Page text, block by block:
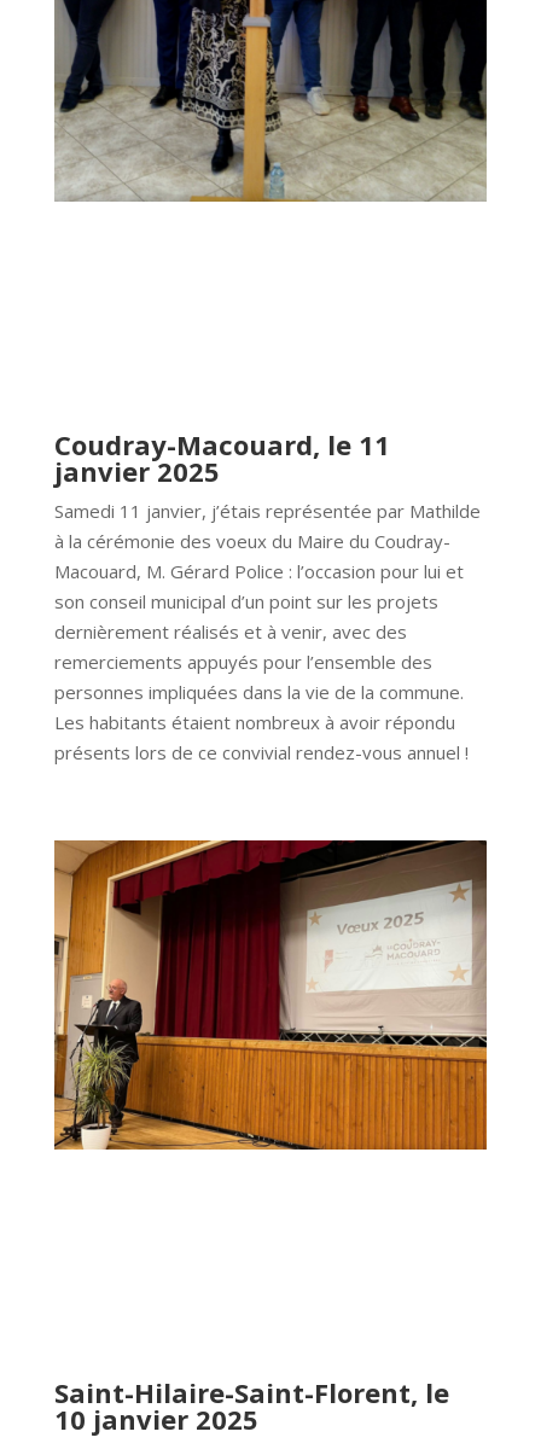
Coudray-Macouard, le 11
janvier 2025
Samedi 11 janvier, j’étais représentée par Mathilde
à la cérémonie des voeux du Maire du Coudray-
Macouard, M. Gérard Police : l’occasion pour lui et
son conseil municipal d’un point sur les projets
dernièrement réalisés et à venir, avec des
remerciements appuyés pour l’ensemble des
personnes impliquées dans la vie de la commune.
Les habitants étaient nombreux à avoir répondu
présents lors de ce convivial rendez-vous annuel !
Saint-Hilaire-Saint-Florent, le
10 janvier 2025